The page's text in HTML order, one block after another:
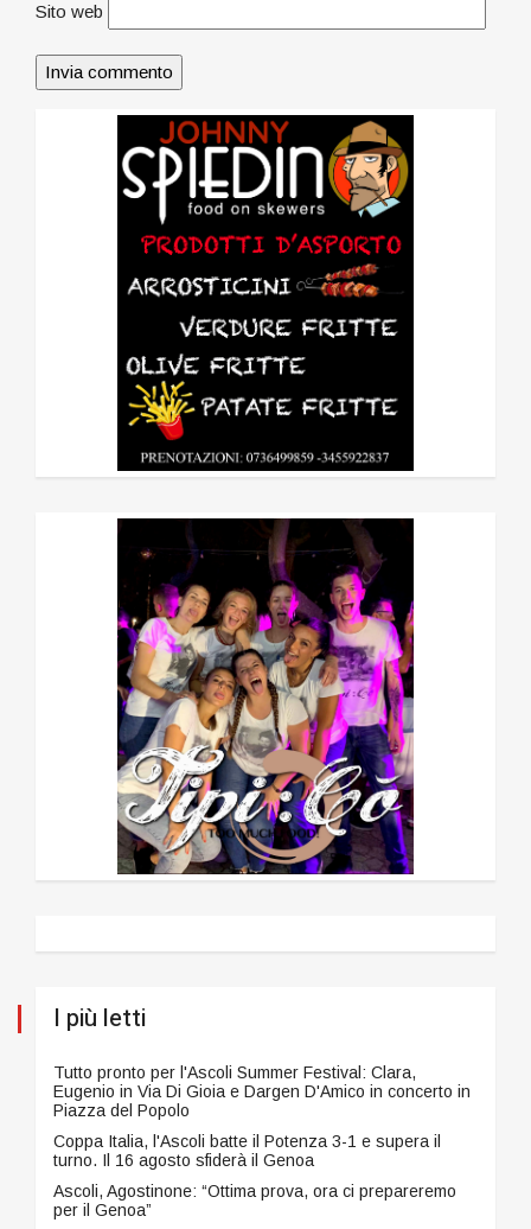
Sito web
I più letti
Tutto pronto per l'Ascoli Summer Festival: Clara,
Eugenio in Via Di Gioia e Dargen D'Amico in concerto in
Piazza del Popolo
Coppa Italia, l'Ascoli batte il Potenza 3-1 e supera il
turno. Il 16 agosto sfiderà il Genoa
Ascoli, Agostinone: “Ottima prova, ora ci prepareremo
per il Genoa”